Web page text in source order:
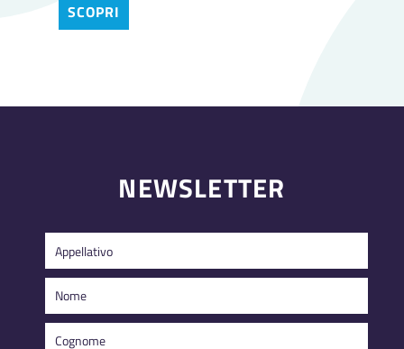
SCOPRI
NEWSLETTER